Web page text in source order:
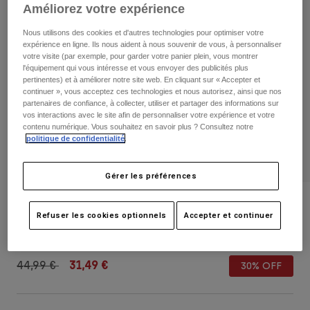
Pantalons
Shorts
Vestes
Gants
Protections
Masques
Chaussettes
Accessoires
Gants
Vestes
Protections
Sacs et accessoires
Pièces de rechange
Voir tout
Femme
T-shirts et tops
Chemises
Protections
Masques
Chaussettes
Voir tout
Moto
Casques
Maillots
Bottes
Protections
Gants
Casquette en laine réglable Big F
Article n°32919
Price reduced from
44,99 €to31,49 € 30% OFF
Améliorez votre expérience
Nous utilisons des cookies et d'autres technologies pour optimiser votre
expérience en ligne. Ils nous aident à nous souvenir de vous, à personnaliser
votre visite (par exemple, pour garder votre panier plein, vous montrer
l'équipement qui vous intéresse et vous envoyer des publicités plus
pertinentes) et à améliorer notre site web. En cliquant sur « Accepter et
continuer », vous acceptez ces technologies et nous autorisez, ainsi que nos
partenaires de confiance, à collecter, utiliser et partager des informations sur
vos interactions avec le site afin de personnaliser votre expérience et votre
contenu numérique. Vous souhaitez en savoir plus ? Consultez notre
politique de confidentialité
Gérer les préférences
Refuser les cookies optionnels Accepter et continuer